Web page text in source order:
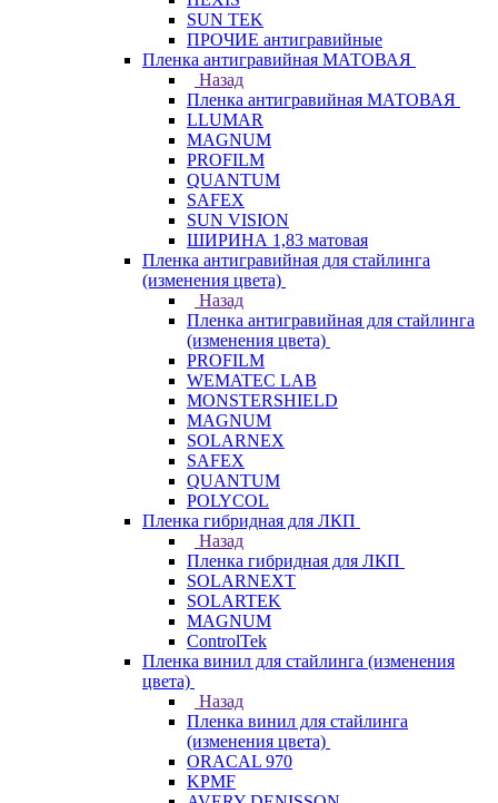
SUN TEK
ПРОЧИЕ антигравийные
Пленка антигравийная МАТОВАЯ
Назад
Пленка антигравийная МАТОВАЯ
LLUMAR
MAGNUM
PROFILM
QUANTUM
SAFEX
SUN VISION
ШИРИНА 1,83 матовая
Пленка антигравийная для стайлинга
(изменения цвета)
Назад
Пленка антигравийная для стайлинга
(изменения цвета)
PROFILM
WEMATEC LAB
MONSTERSHIELD
MAGNUM
SOLARNEX
SAFEX
QUANTUM
POLYCOL
Пленка гибридная для ЛКП
Назад
Пленка гибридная для ЛКП
SOLARNEXT
SOLARTEK
MAGNUM
ControlTek
Пленка винил для стайлинга (изменения
цвета)
Назад
Пленка винил для стайлинга
(изменения цвета)
ORACAL 970
KPMF